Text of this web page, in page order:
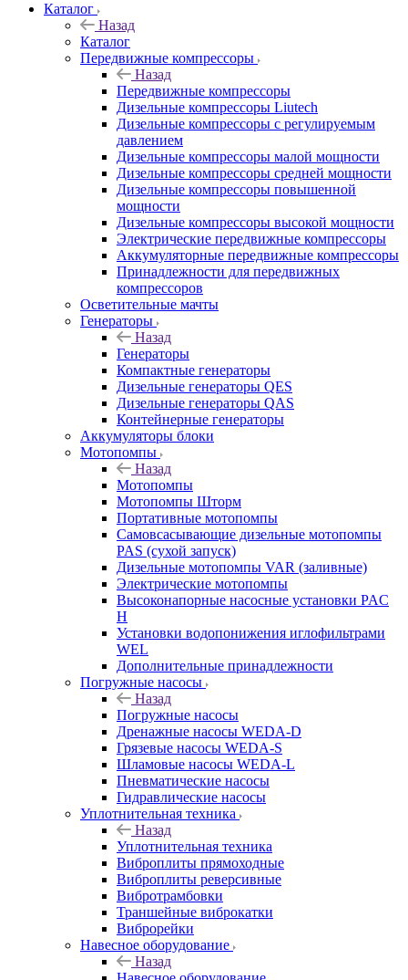
Каталог
Назад
Каталог
Передвижные компрессоры
Назад
Передвижные компрессоры
Дизельные компрессоры Liutech
Дизельные компрессоры с регулируемым
давлением
Дизельные компрессоры малой мощности
Дизельные компрессоры средней мощности
Дизельные компрессоры повышенной
мощности
Дизельные компрессоры высокой мощности
Электрические передвижные компрессоры
Аккумуляторные передвижные компрессоры
Принадлежности для передвижных
компрессоров
Осветительные мачты
Генераторы
Назад
Генераторы
Компактные генераторы
Дизельные генераторы QES
Дизельные генераторы QAS
Контейнерные генераторы
Аккумуляторы блоки
Мотопомпы
Назад
Мотопомпы
Мотопомпы Шторм
Портативные мотопомпы
Самовсасывающие дизельные мотопомпы
PAS (сухой запуск)
Дизельные мотопомпы VAR (заливные)
Электрические мотопомпы
Высоконапорные насосные установки PAC
H
Установки водопонижения иглофильтрами
WEL
Дополнительные принадлежности
Погружные насосы
Назад
Погружные насосы
Дренажные насосы WEDA-D
Грязевые насосы WEDA-S
Шламовые насосы WEDA-L
Пневматические насосы
Гидравлические насосы
Уплотнительная техника
Назад
Уплотнительная техника
Виброплиты прямоходные
Виброплиты реверсивные
Вибротрамбовки
Траншейные виброкатки
Виброрейки
Навесное оборудование
Назад